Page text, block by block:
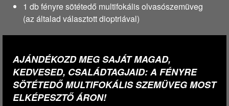
1 db fényre sötétedő multifokális olvasószemüveg
(az általad választott dioptriával)
AJÁNDÉKOZD MEG SAJÁT MAGAD,
KEDVESED, CSALÁDTAGJAID: A FÉNYRE
SÖTÉTEDŐ MULTIFOKÁLIS SZEMÜVEG MOST
ELKÉPESZTŐ ÁRON!